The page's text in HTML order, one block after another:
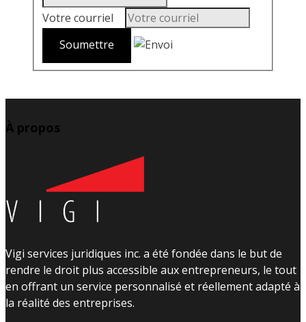
Votre courriel
À propos
Vigi services juridiques inc. a été fondée dans le but de
rendre le droit plus accessible aux entrepreneurs, le tout
en offrant un service personnalisé et réellement adapté à
la réalité des entreprises.